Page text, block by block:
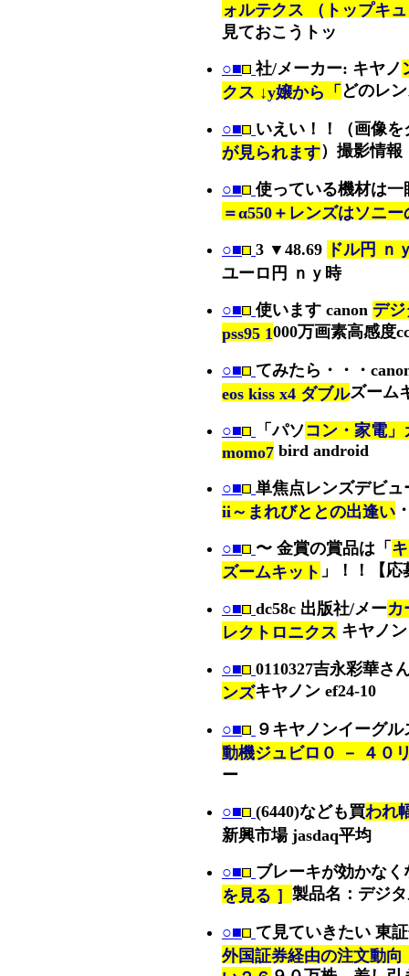
ォルテクス （トップキ
見ておこうトッ
○■ 社/メーカー: キヤノ
クス ↓y嬢から「 どのレ
○■ いえい！！（画像を
が見られます）撮影情報
○■ 使っている機材は一
＝α550＋レンズはソニー
○■ 3 ▼48.69 ドル円 ｎ
ユーロ円 ｎｙ時
○■ 使います canon デジ
pss95 1000万画素高感度
○■ てみたら・・・
eos kiss x4 ダブルズーム
○■ 「パソコン・家電
momo7 bird android
○■ 単焦点レンズデビ
ii～まれびととの出逢い
○■ 〜 金賞の賞品は「
ズームキット 」！！【
○■ dc58c 出版社/メーカ
レクトロニクス キヤノ
○■ 0110327吉永彩華さ
ンズキヤノン ef24-10
○■ ９キヤノンイーグ
動機ジュビロ０ － ４０
ー
○■ (6440)なども買われ
新興市場 jasdaq平均
○■ ブレーキが効かなく
を見る ］ 製品名：デジ
○■ て見ていきたい 東
外国証券経由の注文動